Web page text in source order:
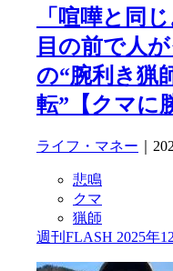
「喧嘩と同
目の前で人
の“腕利き猟
転”【クマに
ライフ・マネー ｜
悲鳴
クマ
猟師
週刊FLASH 2025年